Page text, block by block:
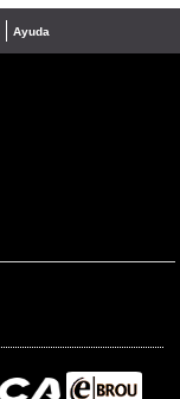
Ayuda